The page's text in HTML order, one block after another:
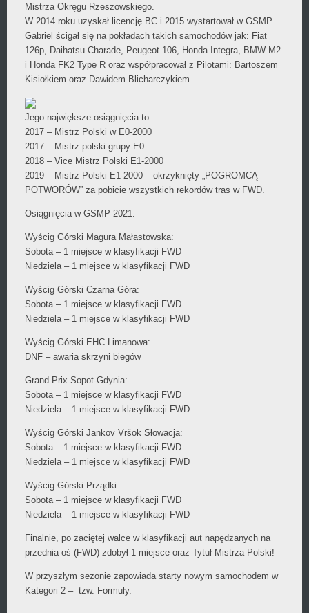
Mistrza Okręgu Rzeszowskiego.
W 2014 roku uzyskał licencję BC i 2015 wystartował w GSMP.
Gabriel ścigał się na pokładach takich samochodów jak: Fiat
126p, Daihatsu Charade, Peugeot 106, Honda Integra, BMW M2
i Honda FK2 Type R oraz współpracował z Pilotami: Bartoszem
Kisiołkiem oraz Dawidem Blicharczykiem.
Jego największe osiągnięcia to:
2017 – Mistrz Polski w E0-2000
2017 – Mistrz polski grupy E0
2018 – Vice Mistrz Polski E1-2000
2019 – Mistrz Polski E1-2000 – okrzyknięty „POGROMCĄ
POTWORÓW” za pobicie wszystkich rekordów tras w FWD.
Osiągnięcia w GSMP 2021:
Wyścig Górski Magura Małastowska:
Sobota – 1 miejsce w klasyfikacji FWD
Niedziela – 1 miejsce w klasyfikacji FWD
Wyścig Górski Czarna Góra:
Sobota – 1 miejsce w klasyfikacji FWD
Niedziela – 1 miejsce w klasyfikacji FWD
Wyścig Górski EHC Limanowa:
DNF – awaria skrzyni biegów
Grand Prix Sopot-Gdynia:
Sobota – 1 miejsce w klasyfikacji FWD
Niedziela – 1 miejsce w klasyfikacji FWD
Wyścig Górski Jankov Vršok Słowacja:
Sobota – 1 miejsce w klasyfikacji FWD
Niedziela – 1 miejsce w klasyfikacji FWD
Wyścig Górski Prządki:
Sobota – 1 miejsce w klasyfikacji FWD
Niedziela – 1 miejsce w klasyfikacji FWD
Finalnie, po zaciętej walce w klasyfikacji aut napędzanych na
przednia oś (FWD) zdobył 1 miejsce oraz Tytuł Mistrza Polski!
W przyszłym sezonie zapowiada starty nowym samochodem w
Kategori 2 – tzw. Formuły.